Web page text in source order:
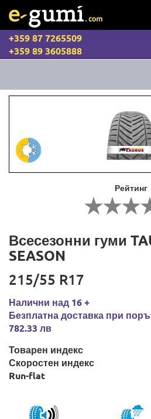
+359 87 7265509
+359 89 3605888
Рейтинг
Всесезонни гуми
SEASON
215/55 R17
Налични над 16 +
Безплатна доставка при
782.33 лв
Товарен индекс
Скоростен индекс
Run-flat